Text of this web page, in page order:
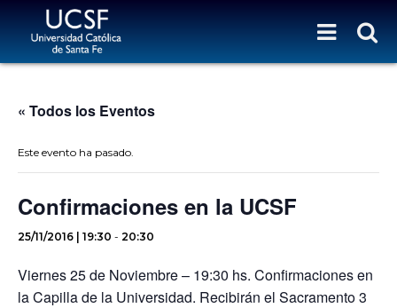
« Todos los Eventos
Este evento ha pasado.
Confirmaciones en la UCSF
25/11/2016 | 19:30 - 20:30
Viernes 25 de Noviembre – 19:30 hs. Confirmaciones en
la Capilla de la Universidad. Recibirán el Sacramento 3